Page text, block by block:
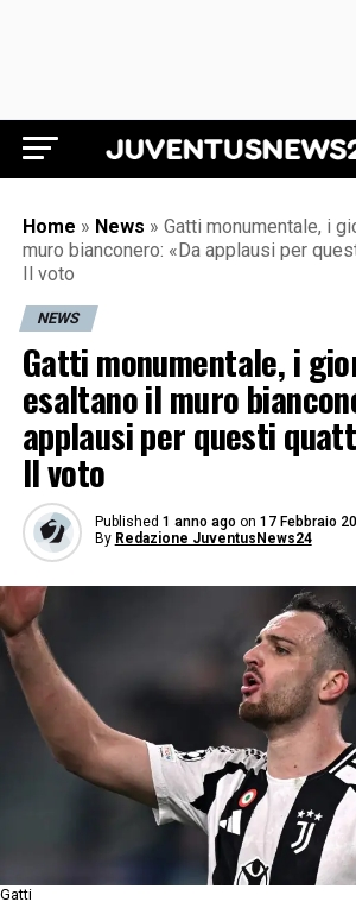
Juventus News
Home » News » Gatti monumentale, i
muro bianconero: «Da applausi per
Il voto
NEWS
Gatti monumentale, i
esaltano il muro
applausi per questi
Il voto
Published 1 anno ago on 17 Febbraio
By Redazione JuventusNews24
Gatti